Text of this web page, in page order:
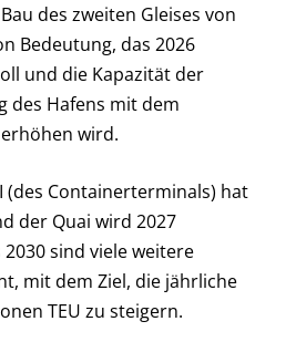
des zweiten Gleises von
Bedeutung, das 2026
und die Kapazität der
des Hafens mit dem
wird.
(des Containerterminals) hat
der Quai wird 2027
sind viele weitere
mit dem Ziel, die jährliche
TEU zu steigern.